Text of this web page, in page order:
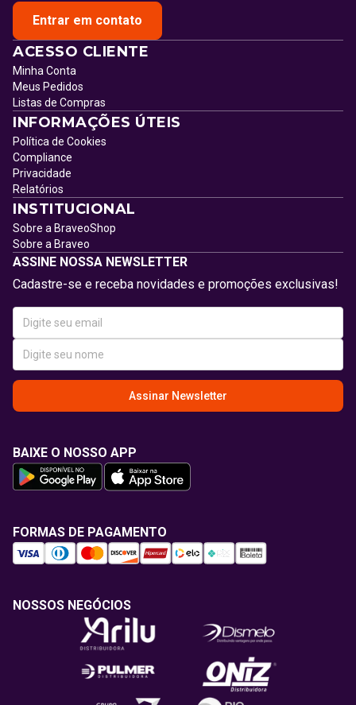
Entrar em contato
ACESSO CLIENTE
Minha Conta
Meus Pedidos
Listas de Compras
INFORMAÇÕES ÚTEIS
Política de Cookies
Compliance
Privacidade
Relatórios
INSTITUCIONAL
Sobre a BraveoShop
Sobre a Braveo
ASSINE NOSSA NEWSLETTER
Cadastre-se e receba novidades e promoções exclusivas!
Assinar Newsletter
BAIXE O NOSSO APP
FORMAS DE PAGAMENTO
NOSSOS NEGÓCIOS